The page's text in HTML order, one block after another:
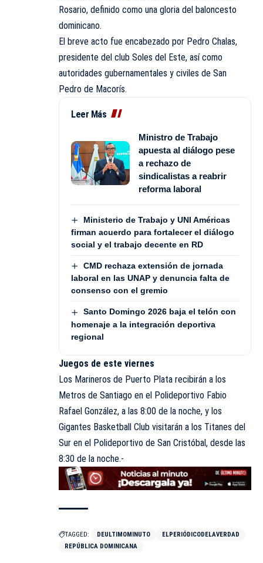
Rosario, definido como una gloria del baloncesto
dominicano.
El breve acto fue encabezado por Pedro Chalas,
presidente del club Soles del Este, así como
autoridades gubernamentales y civiles de San
Pedro de Macorís.
Leer Más
Ministro de Trabajo
apuesta al diálogo pese
a rechazo de
sindicalistas a reabrir
reforma laboral
Ministerio de Trabajo y UNI Américas
firman acuerdo para fortalecer el diálogo
social y el trabajo decente en RD
CMD rechaza extensión de jornada
laboral en las UNAP y denuncia falta de
consenso con el gremio
Santo Domingo 2026 baja el telón con
homenaje a la integración deportiva
regional
Juegos de este viernes
Los Marineros de Puerto Plata recibirán a los
Metros de Santiago en el Polideportivo Fabio
Rafael González, a las 8:00 de la noche, y los
Gigantes Basketball Club visitarán a los Titanes del
Sur en el Polideportivo de San Cristóbal, desde las
8:30 de la noche.-
TAGGED: DEULTIMOMINUTO
ELPERIÓDICODELAVERDAD
REPÚBLICA DOMINICANA